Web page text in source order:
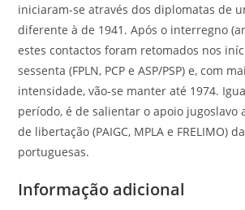
iniciaram-se através dos diplomatas de
diferente à de 1941. Após o interregno
estes contactos foram retomados nos
sessenta (FPLN, PCP e ASP/PSP) e, com
intensidade, vão-se manter até 1974.
período, é de salientar o apoio jugoslavo
de libertação (PAIGC, MPLA e FRELIMO)
portuguesas.
Informação adicional